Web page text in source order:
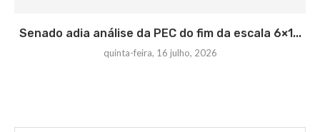
Senado adia análise da PEC do fim da escala 6×1...
quinta-feira, 16 julho, 2026